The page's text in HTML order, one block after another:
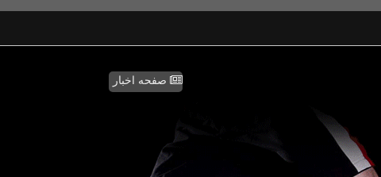
صفحه اخبار